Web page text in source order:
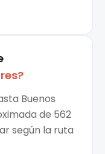
?
Buenos
de 562
según la ruta